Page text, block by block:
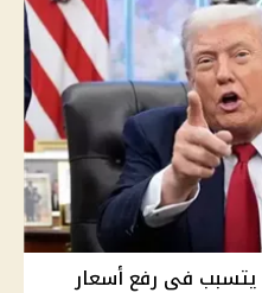
يتسبب فى رفع أسعار